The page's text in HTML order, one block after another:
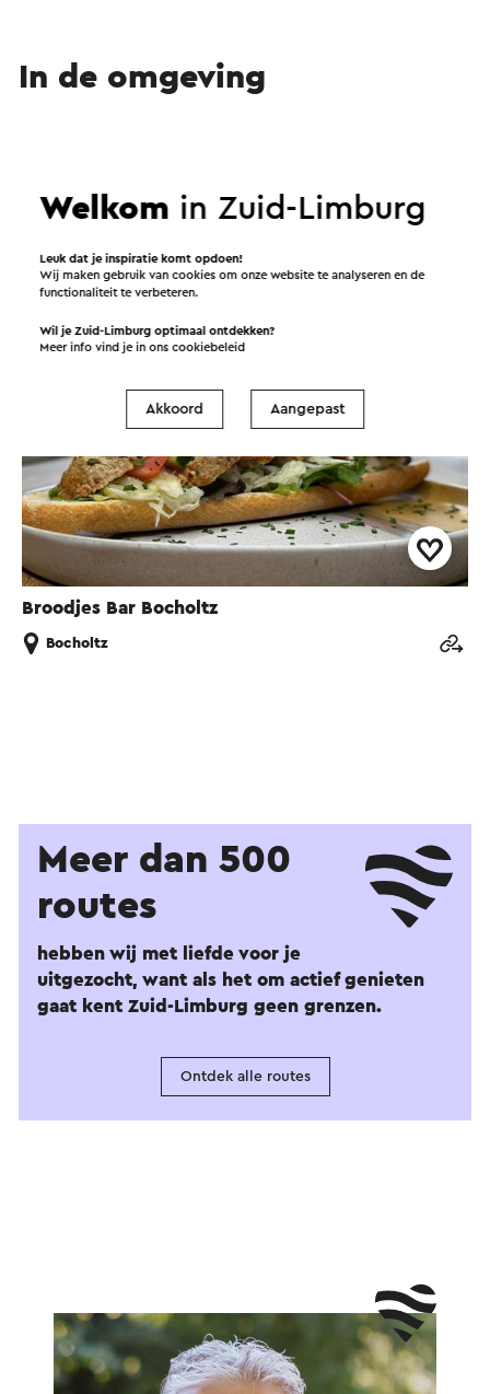
In de omgeving
Accommodaties
Broodjes Bar Bocholtz
Eet- en drinkgelegenheid
Bocholtz
Meer dan 500
routes
hebben wij met liefde voor je
uitgezocht, want als het om actief genieten
gaat kent Zuid-Limburg geen grenzen.
Ontdek alle routes
Welkom in Zuid-Limburg
Leuk dat je inspiratie komt opdoen!
Wij maken gebruik van cookies om onze website te analyseren en de
functionaliteit te verbeteren.
Wil je Zuid-Limburg optimaal ontdekken?
Meer info vind je in onscookiebeleid
Akkoord Aangepast